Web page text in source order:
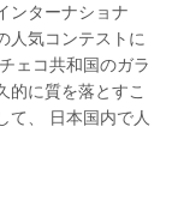
ンターナショナ
人気コンテストに
ェコ共和国のガラ
的に質を落とすこ
て、 日本国内で人